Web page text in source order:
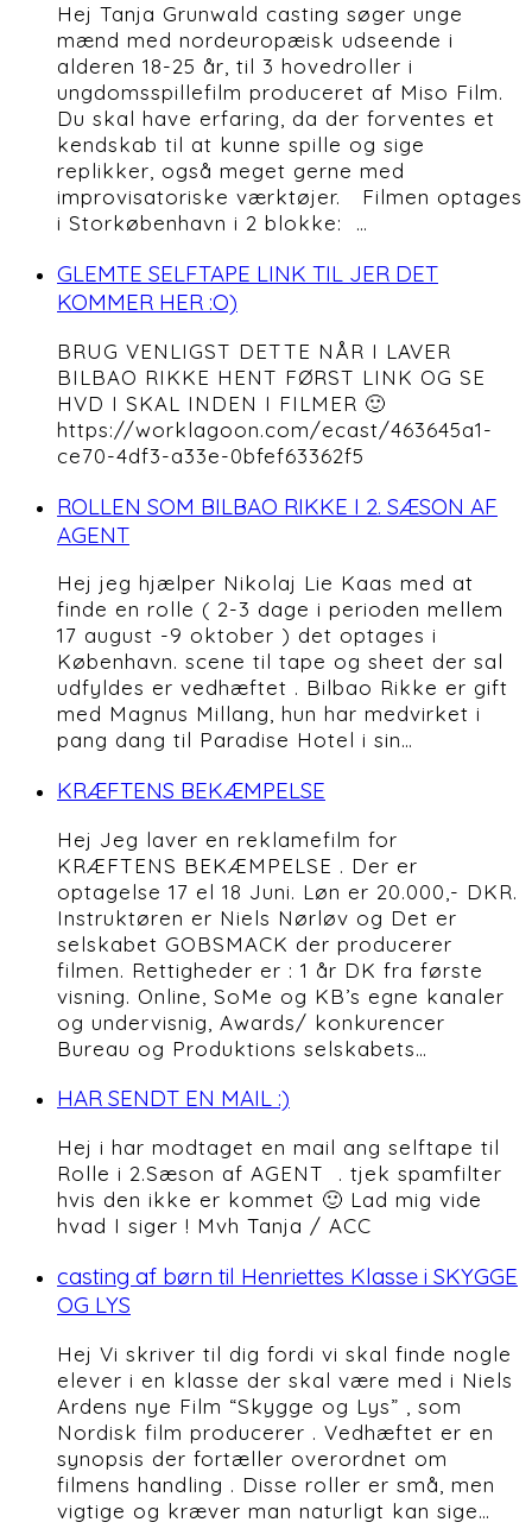
Hej Tanja Grunwald casting søger unge
mænd med nordeuropæisk udseende i
alderen 18-25 år, til 3 hovedroller i
ungdomsspillefilm produceret af Miso Film.
Du skal have erfaring, da der forventes et
kendskab til at kunne spille og sige
replikker, også meget gerne med
improvisatoriske værktøjer. Filmen optages
i Storkøbenhavn i 2 blokke: …
GLEMTE SELFTAPE LINK TIL JER DET
KOMMER HER :O)
BRUG VENLIGST DETTE NÅR I LAVER
BILBAO RIKKE HENT FØRST LINK OG SE
HVD I SKAL INDEN I FILMER 🙂
https://worklagoon.com/ecast/463645a1-
ce70-4df3-a33e-0bfef63362f5
ROLLEN SOM BILBAO RIKKE I 2. SÆSON AF
AGENT
Hej jeg hjælper Nikolaj Lie Kaas med at
finde en rolle ( 2-3 dage i perioden mellem
17 august -9 oktober ) det optages i
København. scene til tape og sheet der sal
udfyldes er vedhæftet . Bilbao Rikke er gift
med Magnus Millang, hun har medvirket i
pang dang til Paradise Hotel i sin…
KRÆFTENS BEKÆMPELSE
Hej Jeg laver en reklamefilm for
KRÆFTENS BEKÆMPELSE . Der er
optagelse 17 el 18 Juni. Løn er 20.000,- DKR.
Instruktøren er Niels Nørløv og Det er
selskabet GOBSMACK der producerer
filmen. Rettigheder er : 1 år DK fra første
visning. Online, SoMe og KB’s egne kanaler
og undervisnig, Awards/ konkurencer
Bureau og Produktions selskabets…
HAR SENDT EN MAIL :)
Hej i har modtaget en mail ang selftape til
Rolle i 2.Sæson af AGENT . tjek spamfilter
hvis den ikke er kommet 🙂 Lad mig vide
hvad I siger ! Mvh Tanja / ACC
casting af børn til Henriettes Klasse i SKYGGE
OG LYS
Hej Vi skriver til dig fordi vi skal finde nogle
elever i en klasse der skal være med i Niels
Ardens nye Film “Skygge og Lys” , som
Nordisk film producerer . Vedhæftet er en
synopsis der fortæller overordnet om
filmens handling . Disse roller er små, men
vigtige og kræver man naturligt kan sige…